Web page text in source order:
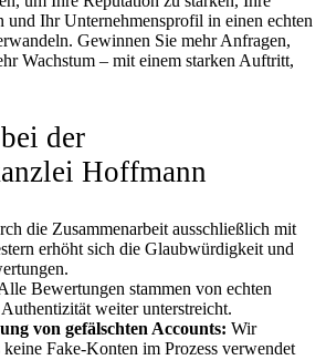
und Ihr Unternehmensprofil in einen echten
Gewinnen Sie mehr Anfragen,
Wachstum – mit einem starken Auftritt,
der
Hoffmann
die Zusammenarbeit ausschließlich mit
erhöht sich die Glaubwürdigkeit und
Bewertungen stammen von echten
weiter unterstreicht.
von gefälschten Accounts: Wir
keine Fake-Konten im Prozess verwendet